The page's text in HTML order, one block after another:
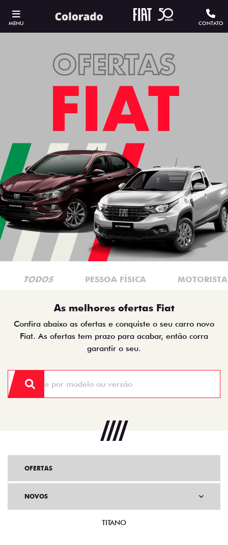
MENU CONTATO
TODOS PESSOA FÍSICA
As melhores ofertas Fiat
Confira abaixo as ofertas e conquiste o seu carro novo
Fiat. As ofertas tem prazo para acabar, então corra
garantir o seu.
OFERTAS
NOVOS
TITANO